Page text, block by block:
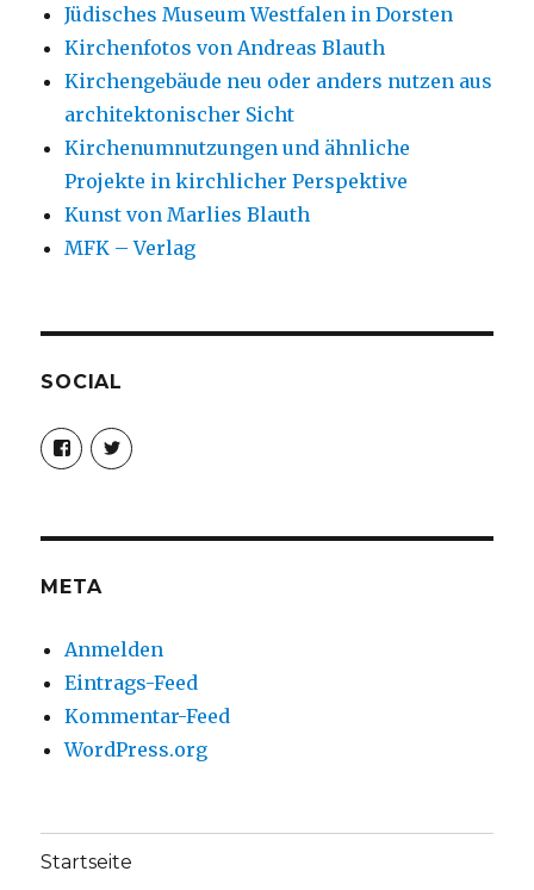
Jüdisches Museum Westfalen in Dorsten
Kirchenfotos von Andreas Blauth
Kirchengebäude neu oder anders nutzen aus
architektonischer Sicht
Kirchenumnutzungen und ähnliche
Projekte in kirchlicher Perspektive
Kunst von Marlies Blauth
MFK – Verlag
SOCIAL
Profil
von
christoph.fleischer1
anzeigen
Profil
von
anzeigen
META
Anmelden
Eintrags-Feed
Kommentar-Feed
WordPress.org
Startseite